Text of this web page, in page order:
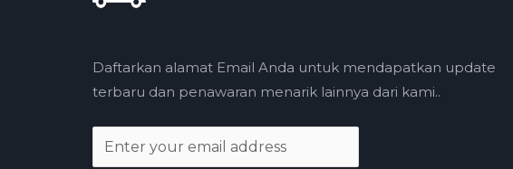
Daftarkan alamat Email Anda untuk mendapatkan update
terbaru dan penawaran menarik lainnya dari kami..